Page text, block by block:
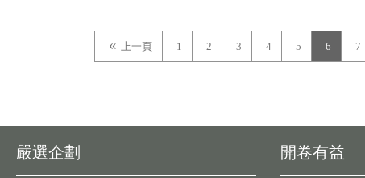
上一頁 1 2 3 4 5 6 7
開卷有益
嚴選企劃